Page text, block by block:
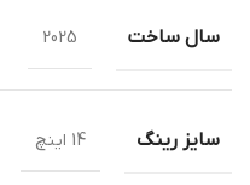
سال ساخت 2025
سایز رینگ 14 اینچ